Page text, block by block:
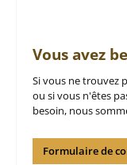
Vous avez
Si vous ne trouvez
ou si vous n'êtes
besoin, nous
Formulaire de